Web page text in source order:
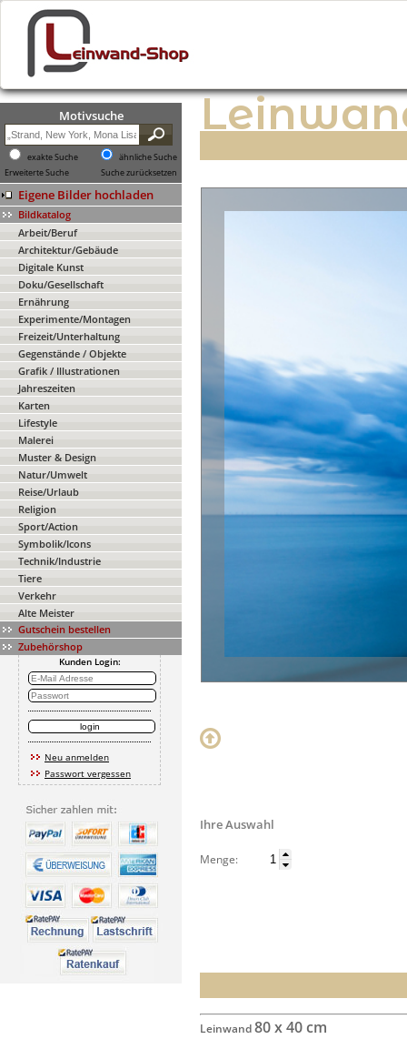
Motivsuche
exakte Suche
ähnliche Suche
Erweiterte Suche
Suche zurücksetzen
Eigene Bilder hochladen
Bildkatalog
Arbeit/Beruf
Architektur/Gebäude
Digitale Kunst
Doku/Gesellschaft
Ernährung
Experimente/Montagen
Freizeit/Unterhaltung
Gegenstände / Objekte
Grafik / Illustrationen
Jahreszeiten
Karten
Lifestyle
Malerei
Muster & Design
Natur/Umwelt
Reise/Urlaub
Religion
Sport/Action
Symbolik/Icons
Technik/Industrie
Tiere
Verkehr
Alte Meister
Gutschein bestellen
Zubehörshop
Kunden Login:
Neu anmelden
Passwort vergessen
Ihre Auswahl
Menge:
Leinwand80 x 40 cm